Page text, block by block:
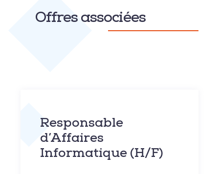
Offres associées
Responsable
d’Affaires
Informatique (H/F)